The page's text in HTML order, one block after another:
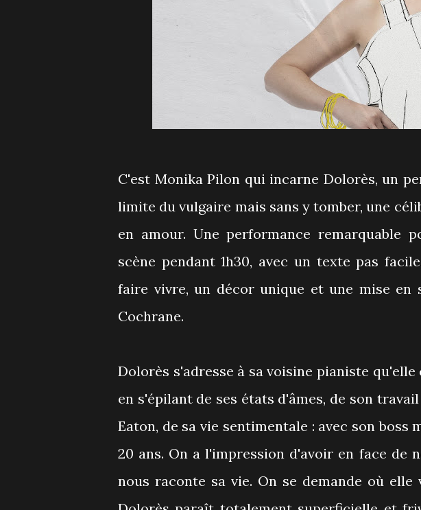
C'est Monika Pilon qui incarne Dolorès, un
limite du vulgaire mais sans y tomber, une
en amour. Une performance remarquable
scène pendant 1h30, avec un texte pas
faire vivre, un décor unique et une mise en
Cochrane.
Dolorès s'adresse à sa voisine pianiste
en s'épilant de ses états d'âmes, de son
Eaton, de sa vie sentimentale : avec son
20 ans. On a l'impression d'avoir en face de
nous raconte sa vie. On se demande où